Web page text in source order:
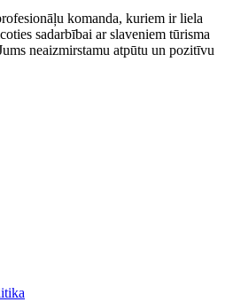
komanda, kuriem ir liela
sadarbībai ar slaveniem tūrisma
neaizmirstamu atpūtu un pozitīvu